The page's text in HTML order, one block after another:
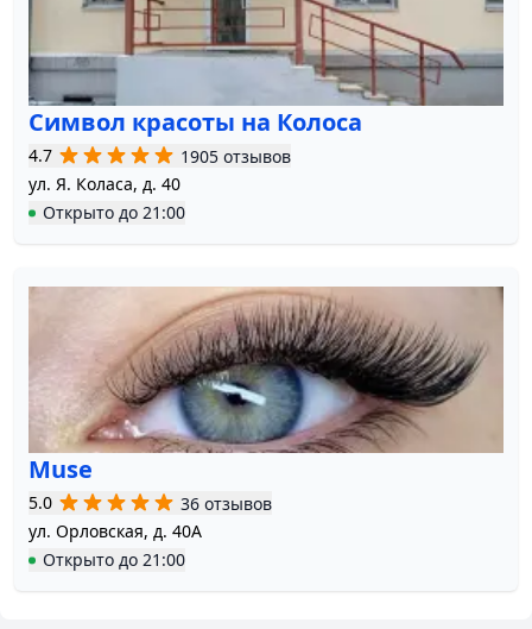
Символ красоты на Колоса
4.7
1905 отзывов
ул. Я. Коласа, д. 40
Открыто до 21:00
Muse
5.0
36 отзывов
ул. Орловская, д. 40А
Открыто до 21:00